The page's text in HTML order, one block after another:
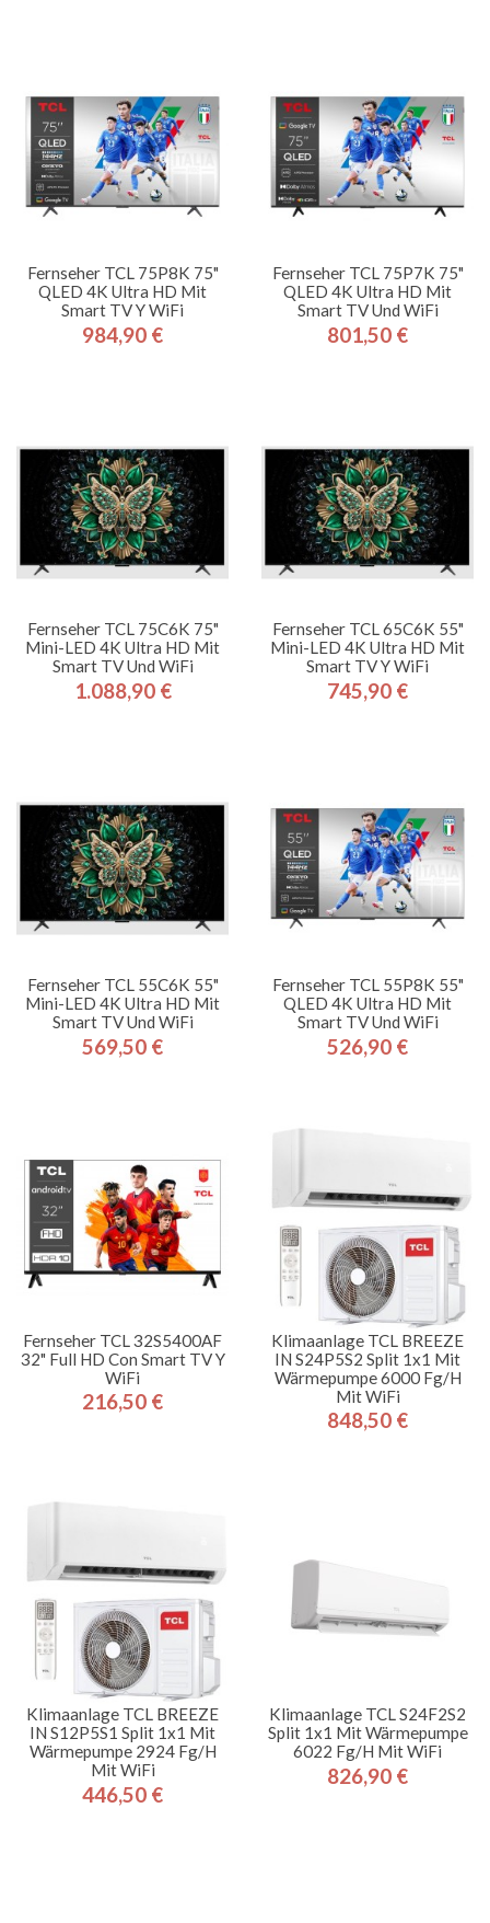
Fernseher TCL 75P8K 75"
QLED 4K Ultra HD Mit
Smart TV Y WiFi
Preis
984,90 €
Fernseher TCL 75P7K 75"
QLED 4K Ultra HD Mit
Smart TV Und WiFi
Preis
801,50 €
Fernseher TCL 75C6K 75"
Mini-LED 4K Ultra HD Mit
Smart TV Und WiFi
Preis
1.088,90 €
Fernseher TCL 65C6K 55"
Mini-LED 4K Ultra HD Mit
Smart TV Y WiFi
Preis
745,90 €
Fernseher TCL 55C6K 55"
Mini-LED 4K Ultra HD Mit
Smart TV Und WiFi
Preis
569,50 €
Fernseher TCL 55P8K 55"
QLED 4K Ultra HD Mit
Smart TV Und WiFi
Preis
526,90 €
Fernseher TCL 32S5400AF
32" Full HD Con Smart TV Y
WiFi
Preis
216,50 €
Klimaanlage TCL BREEZE
IN S24P5S2 Split 1x1 Mit
Wärmepumpe 6000 Fg/h
Mit WiFi
Preis
848,50 €
Klimaanlage TCL BREEZE
IN S12P5S1 Split 1x1 Mit
Wärmepumpe 2924 Fg/h
Mit WiFi
Preis
446,50 €
Klimaanlage TCL S24F2S2
Split 1x1 Mit Wärmepumpe
6022 Fg/h Mit WiFi
Preis
826,90 €